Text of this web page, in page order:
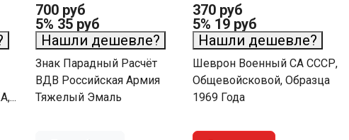
700 руб
5% 35 руб
Нашли дешевле?
Знак Парадный Расчёт
ВДВ Российская Армия
Тяжелый Эмаль
370 руб
5% 19 руб
Нашли дешевле?
Шеврон Военный СА СССР,
Общевойсковой, Образца
1969 Года